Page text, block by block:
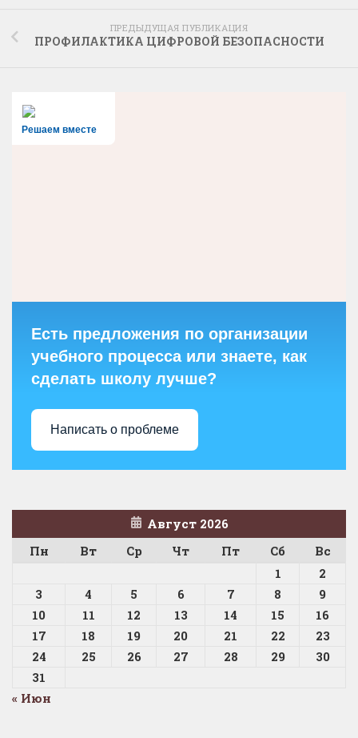
ПРЕДЫДУЩАЯ ПУБЛИКАЦИЯ
ПРОФИЛАКТИКА ЦИФРОВОЙ БЕЗОПАСНОСТИ
Решаем вместе
Есть предложения по организации
учебного процесса или знаете, как
сделать школу лучше?
Написать о проблеме
Август 2026
Пн
Вт Ср Чт Пт Сб
Вс
1
2
3
4 5 6 7 8
9
10
11 12 13 14 15
16
17
18 19 20 21 22
23
24
25 26 27 28 29
30
31
« Июн